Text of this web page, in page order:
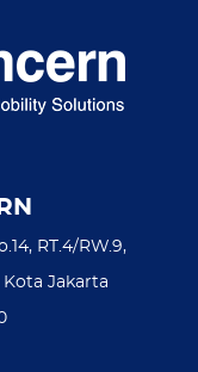
RT.4/RW.9,
Kota Jakarta